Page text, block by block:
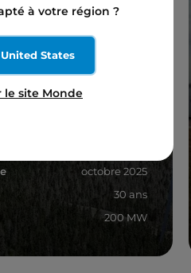
octobre 2025
30 ans
200 MW
à votre région ?
States
le site Monde